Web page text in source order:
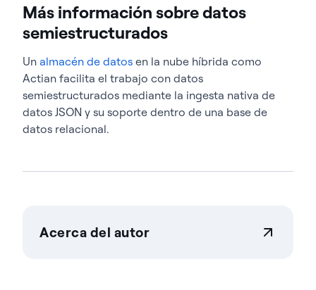
Más información sobre datos
semiestructurados
Un almacén de datos en la nube híbrida como
Actian facilita el trabajo con datos
semiestructurados mediante la ingesta nativa de
datos JSON y su soporte dentro de una base de
datos relacional.
Acerca del autor